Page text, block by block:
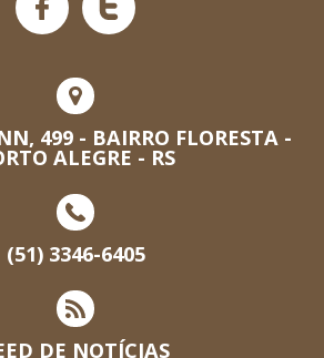
499 - BAIRRO FLORESTA -
ALEGRE - RS
(51) 3346-6405
DE NOTÍCIAS